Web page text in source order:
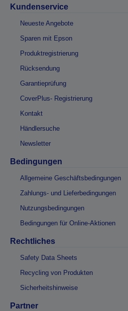
Kundenservice
Neueste Angebote
Sparen mit Epson
Produktregistrierung
Rücksendung
Garantieprüfung
CoverPlus- Registrierung
Kontakt
Händlersuche
Newsletter
Bedingungen
Allgemeine Geschäftsbedingungen
Zahlungs- und Lieferbedingungen
Nutzungsbedingungen
Bedingungen für Online-Aktionen
Rechtliches
Safety Data Sheets
Recycling von Produkten
Sicherheitshinweise
Partner